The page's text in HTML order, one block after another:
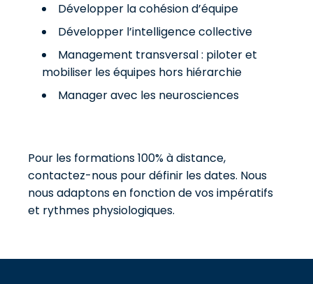
Développer la cohésion d’équipe
Développer l’intelligence collective
Management transversal : piloter et
mobiliser les équipes hors hiérarchie
Manager avec les neurosciences
Pour les formations 100% à distance,
contactez-nous pour définir les dates. Nous
nous adaptons en fonction de vos impératifs
et rythmes physiologiques.